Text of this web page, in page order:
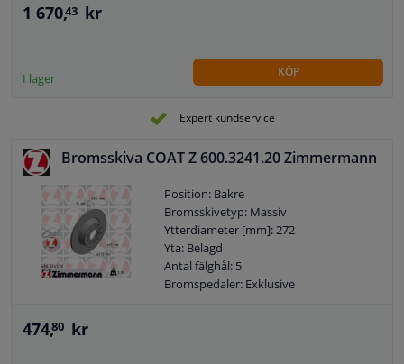
1 670,43 kr
I lager KÖP
Expert kundservice
Bromsskiva COAT Z 600.3241.20 Zimmermann
Position: Bakre
Bromsskivetyp: Massiv
Ytterdiameter [mm]: 272
Yta: Belagd
Antal fälghål: 5
Bromspedaler: Exklusive
474,80 kr